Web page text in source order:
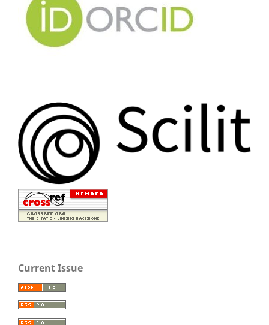
Current Issue